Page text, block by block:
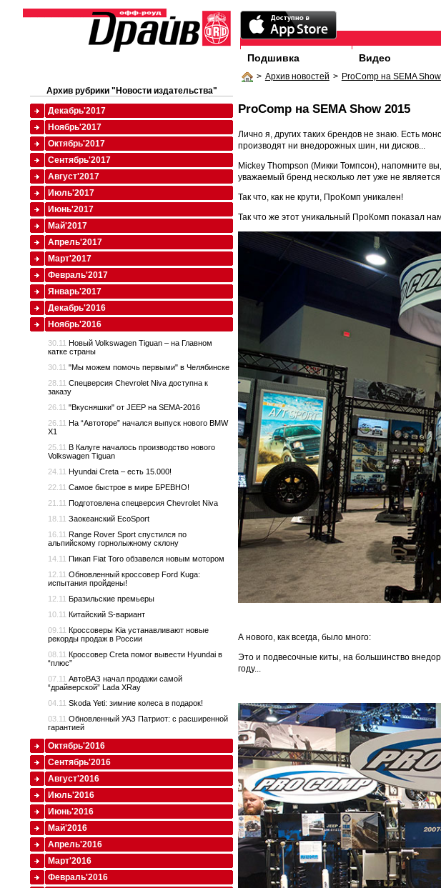
Подшивка Видео
> Архив новостей > ProComp на SEMA
ProComp на SEMA Show 2015
Лично я, других таких брендов не знаю. Есть
производят ни внедорожных шин, ни дисков...
Mickey Thompson (Микки Томпсон), напомните
уважаемый бренд несколько лет уже не является
Так что, как не крути, ПроКомп уникален!
Так что же этот уникальный ПроКомп показал
А нового, как всегда, было много:
Это и подвесочные киты, на большинство
году...
Архив рубрики "Новости издательства"
Декабрь'2017
Ноябрь'2017
Октябрь'2017
Сентябрь'2017
Август'2017
Июль'2017
Июнь'2017
Май'2017
Апрель'2017
Март'2017
Февраль'2017
Январь'2017
Декабрь'2016
Ноябрь'2016
30.11 Новый Volkswagen Tiguan – на Главном
катке страны
30.11 "Мы можем помочь первыми" в Челябинске
28.11 Спецверсия Chevrolet Niva доступна к
заказу
26.11 "Вкусняшки" от JEEP на SEMA-2016
26.11 На “Автоторе” начался выпуск нового BMW
X1
25.11 В Калуге началось производство нового
Volkswagen Tiguan
24.11 Hyundai Creta – есть 15.000!
22.11 Самое быстрое в мире БРЕВНО!
21.11 Подготовлена спецверсия Chevrolet Niva
18.11 Заокеанский EcoSport
16.11 Range Rover Sport спустился по
альпийскому горнолыжному склону
14.11 Пикап Fiat Toro обзавелся новым мотором
12.11 Обновленный кроссовер Ford Kuga:
испытания пройдены!
12.11 Бразильские премьеры
10.11 Китайский S-вариант
09.11 Кроссоверы Kia устанавливают новые
рекорды продаж в России
08.11 Кроссовер Creta помог вывести Hyundai в
“плюс”
07.11 АвтоВАЗ начал продажи самой
“драйверской” Lada XRay
04.11 Skoda Yeti: зимние колеса в подарок!
03.11 Обновленный УАЗ Патриот: с расширенной
гарантией
Октябрь'2016
Сентябрь'2016
Август'2016
Июль'2016
Июнь'2016
Май'2016
Апрель'2016
Март'2016
Февраль'2016